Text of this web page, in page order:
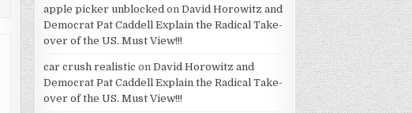
apple picker unblocked onDavid Horowitz and
Democrat Pat Caddell Explain the Radical Take-
over of the US. Must View!!!
car crush realistic onDavid Horowitz and
Democrat Pat Caddell Explain the Radical Take-
over of the US. Must View!!!